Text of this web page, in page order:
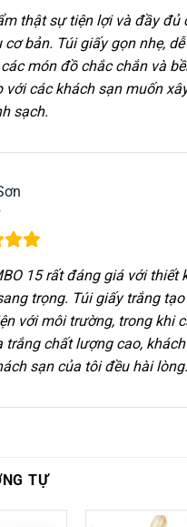
thật sự tiện lợi và đầy đủ
cơ bản. Túi giấy gọn nhẹ,
món đồ chắc chắn và
với các khách sạn muốn
sạch.
15 rất đáng giá với thiết
trọng. Túi giấy trắng
với môi trường, trong khi
trắng chất lượng cao,
sạn của tôi đều hài lòng.
TỰ